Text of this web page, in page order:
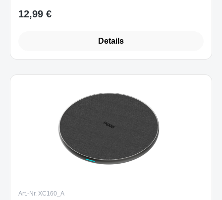
Regulärer Preis:
12,99 €
Details
Art.-Nr. XC160_A